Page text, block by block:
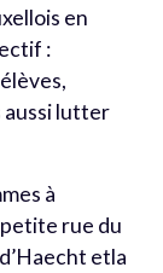
en
:
lutter
à
rue du
etla